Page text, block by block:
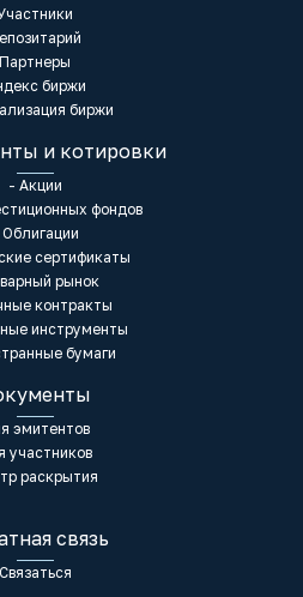
Партнеры
биржи
биржи
и котировки
- Акции
фондов
сертификаты
рынок
контракты
инструменты
бумаги
эмитентов
участников
раскрытия
связь
Связаться